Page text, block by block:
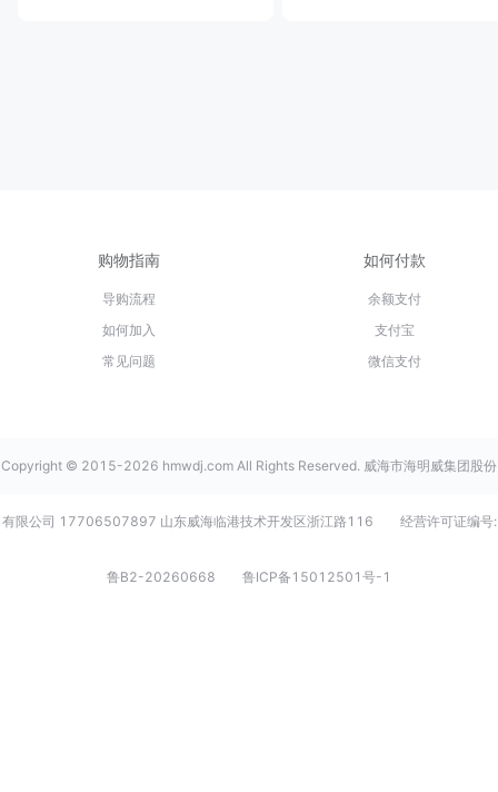
购物指南
导购流程
如何加入
常见问题
如何付款
余额支付
支付宝
微信支付
Copyright © 2015-2026 hmwdj.com All Rights Reserved. 威海市海明威集团股份
有限公司 17706507897 山东威海临港技术开发区浙江路116 经营许可证编号:
鲁B2-20260668 鲁ICP备15012501号-1